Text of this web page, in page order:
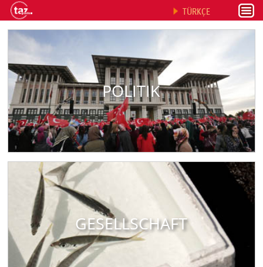
TÜRKÇE
POLITIK
GESELLSCHAFT